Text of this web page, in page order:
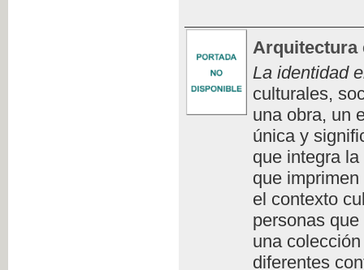
Arquitectura
La identidad
culturales,
una obra, un
única y
que integra
que
el contexto
personas
una
diferentes